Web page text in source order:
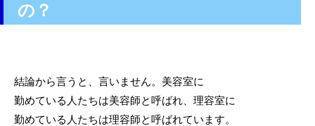
の？
結論から言うと、言いません。美容室に
勤めている人たちは美容師と呼ばれ、理容室に
勤めている人たちは理容師と呼ばれています。